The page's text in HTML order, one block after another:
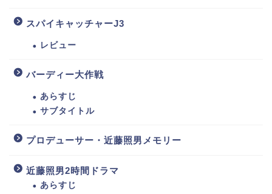
スパイキャッチャーJ3
レビュー
バーディー大作戦
あらすじ
サブタイトル
プロデューサー・近藤照男メモリー
近藤照男2時間ドラマ
あらすじ